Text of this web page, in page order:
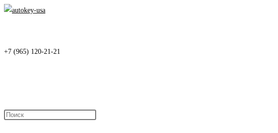
Перейти
+7 (965) 120-21-21